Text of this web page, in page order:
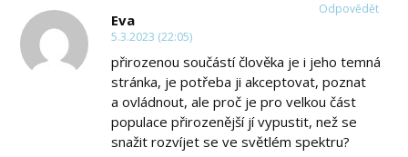
Eva
5.3.2023 (22:05)
přirozenou součástí člověka je i jeho temná
stránka, je potřeba ji akceptovat, poznat
a ovládnout, ale proč je pro velkou část
populace přirozenější jí vypustit, než se
snažit rozvíjet se ve světlém spektru?
Odpovědět